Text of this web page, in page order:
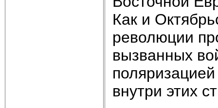
Как и
революции
вызванных
внутри этих